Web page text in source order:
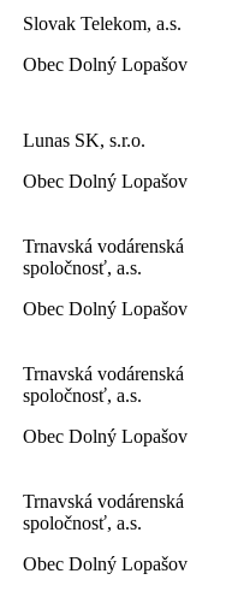
Slovak Telekom, a.s.
Obec Dolný Lopašov
Lunas SK, s.r.o.
Obec Dolný Lopašov
Trnavská vodárenská
spoločnosť, a.s.
Obec Dolný Lopašov
Trnavská vodárenská
spoločnosť, a.s.
Obec Dolný Lopašov
Trnavská vodárenská
spoločnosť, a.s.
Obec Dolný Lopašov